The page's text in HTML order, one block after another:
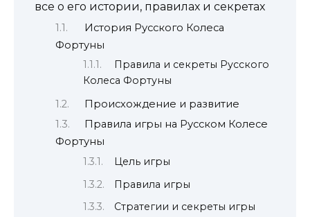
все о его истории, правилах и секретах
История Русского Колеса
Фортуны
Правила и секреты Русского
Колеса Фортуны
Происхождение и развитие
Правила игры на Русском Колесе
Фортуны
Цель игры
Правила игры
Стратегии и секреты игры